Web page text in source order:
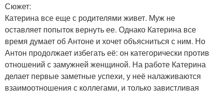
Сюжет:
Катерина все еще с родителями живет. Муж не
оставляет попыток вернуть ее. Однако Катерина все
время думает об Антоне и хочет объясниться с ним. Но
Антон продолжает избегать её: он категорически против
отношений с замужней женщиной. На работе Катерина
делает первые заметные успехи, у неё налаживаются
взаимоотношения с коллегами, и только завистливая